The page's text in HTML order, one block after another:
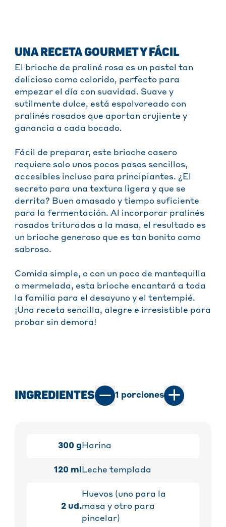
UNA RECETA GOURMET Y FÁCIL
El brioche de praliné rosa es un pastel tan
delicioso como colorido, perfecto para
empezar el día con suavidad. Suave y
sutilmente dulce, está espolvoreado con
pralinés rosados que aportan crujiente y
ganancia a cada bocado.
Fácil de preparar, este brioche casero
requiere solo unos pocos pasos sencillos,
accesibles incluso para principiantes. ¿El
secreto para una textura ligera y que se
derrita? Buen amasado y tiempo suficiente
para la fermentación. Al incorporar pralinés
rosados triturados a la masa, el resultado es
un brioche generoso que es tan bonito como
sabroso.
Comida simple, o con un poco de mantequilla
o mermelada, esta brioche encantará a toda
la familia para el desayuno y el tentempié.
¡Una receta sencilla, alegre e irresistible para
probar sin demora!
INGREDIENTES 1 porciones
300 g Harina
120 ml Leche templada
2 ud.
Huevos (uno para la
masa y otro para
pincelar)